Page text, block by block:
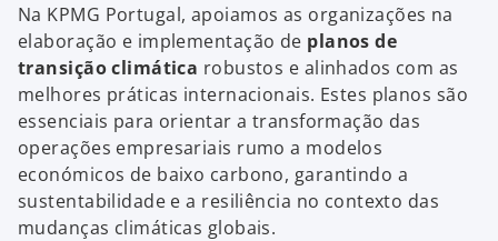
Na KPMG Portugal, apoiamos as organizações na
elaboração e implementação de planos de
transição climática robustos e alinhados com as
melhores práticas internacionais. Estes planos são
essenciais para orientar a transformação das
operações empresariais rumo a modelos
económicos de baixo carbono, garantindo a
sustentabilidade e a resiliência no contexto das
mudanças climáticas globais.